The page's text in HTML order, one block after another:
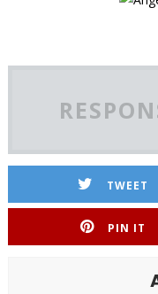
TWEET
PIN IT